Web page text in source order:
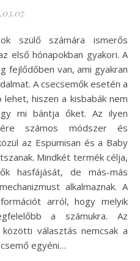
első hónapokban gyakori. A
fejlődőben van, ami gyakran
A csecsemők esetén a
hiszen a kisbabák nem
mi bántja őket. Az ilyen
számos módszer és
az Espumisan és a Baby
Mindkét termék célja,
hasfájását, de más-más
alkalmaznak. A
arról, hogy melyik
a számukra. Az
választás nemcsak a
egyéni…